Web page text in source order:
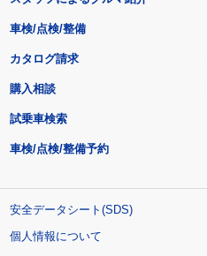
車検/点検/整備
カタログ請求
購入相談
試乗車検索
車検/点検/整備予約
安全データシート(SDS)
個人情報について